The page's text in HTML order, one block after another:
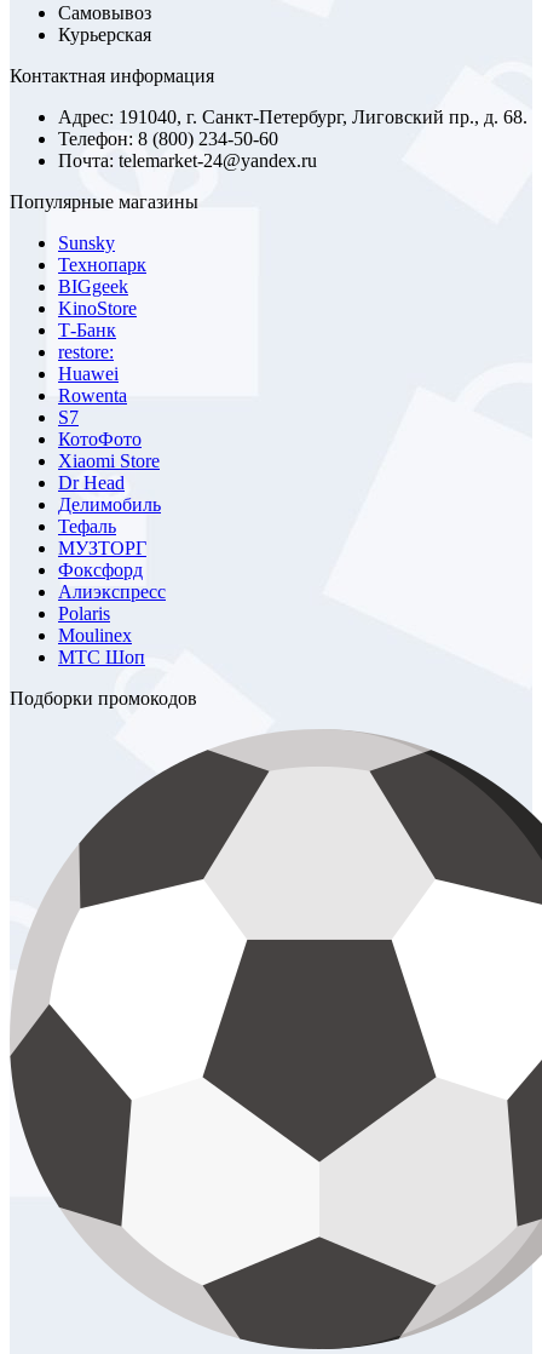
Самовывоз
Курьерская
Контактная информация
Адрес: 191040, г. Санкт-Петербург, Лиговский пр., д. 68.
Телефон: 8 (800) 234-50-60
Почта: telemarket-24@yandex.ru
Популярные магазины
Sunsky
Технопарк
BIGgeek
KinoStore
Т-Банк
restore:
Huawei
Rowenta
S7
КотоФото
Xiaomi Store
Dr Head
Делимобиль
Тефаль
МУЗТОРГ
Фоксфорд
Алиэкспресс
Polaris
Moulinex
МТС Шоп
Подборки промокодов